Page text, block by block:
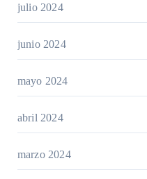
julio 2024
junio 2024
mayo 2024
abril 2024
marzo 2024